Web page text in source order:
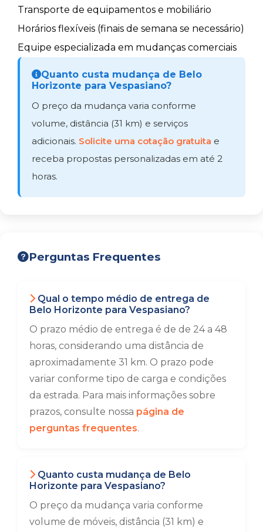
Transporte de equipamentos e mobiliário
Horários flexíveis (finais de semana se necessário)
Equipe especializada em mudanças comerciais
Quanto custa mudança de Belo
Horizonte para Vespasiano?
O preço da mudança varia conforme
volume, distância (31 km) e serviços
adicionais. Solicite uma cotação gratuita e
receba propostas personalizadas em até 2
horas.
Perguntas Frequentes
Qual o tempo médio de entrega de
Belo Horizonte para Vespasiano?
O prazo médio de entrega é de de 24 a 48
horas, considerando uma distância de
aproximadamente 31 km. O prazo pode
variar conforme tipo de carga e condições
da estrada. Para mais informações sobre
prazos, consulte nossa página de
perguntas frequentes.
Quanto custa mudança de Belo
Horizonte para Vespasiano?
O preço da mudança varia conforme
volume de móveis, distância (31 km) e